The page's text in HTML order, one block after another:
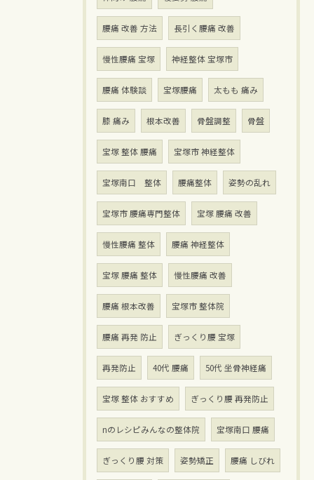
腰痛 改善 方法 長引く腰痛 改善
慢性腰痛 宝塚 神経整体 宝塚市
腰痛 体験談 宝塚腰痛 太もも 痛み
膝 痛み 根本改善 骨盤調整 骨盤
宝塚 整体 腰痛 宝塚市 神経整体
宝塚南口 整体 腰痛整体 姿勢の乱れ
宝塚市 腰痛専門整体 宝塚 腰痛 改善
慢性腰痛 整体 腰痛 神経整体
宝塚 腰痛 整体 慢性腰痛 改善
腰痛 根本改善 宝塚市 整体院
腰痛 再発 防止 ぎっくり腰 宝塚
再発防止 40代 腰痛 50代 坐骨神経痛
宝塚 整体 おすすめ ぎっくり腰 再発防止
nのレシピみんなの整体院 宝塚南口 腰痛
ぎっくり腰 対策 姿勢矯正 腰痛 しびれ